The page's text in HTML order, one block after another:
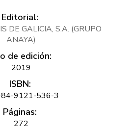
Editorial:
DE GALICIA, S.A. (GRUPO
ANAYA)
de edición:
2019
ISBN:
9121-536-3
Páginas:
272